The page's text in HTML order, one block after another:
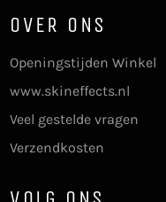
OVER ONS
Openingstijden Winkel
www.skineffects.nl
Veel gestelde vragen
Verzendkosten